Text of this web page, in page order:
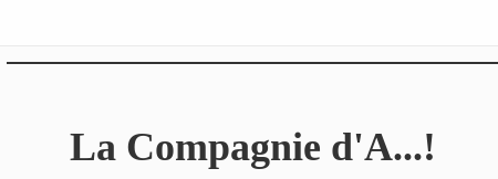
La Compagnie d'A...!